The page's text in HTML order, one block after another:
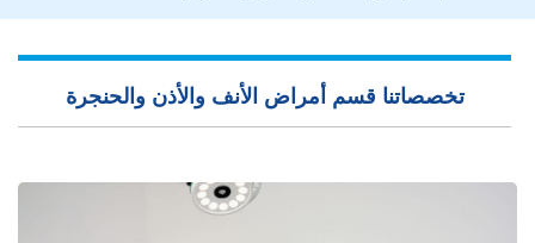
تخصصاتنا قسم أمراض الأنف والأذن والحنجرة